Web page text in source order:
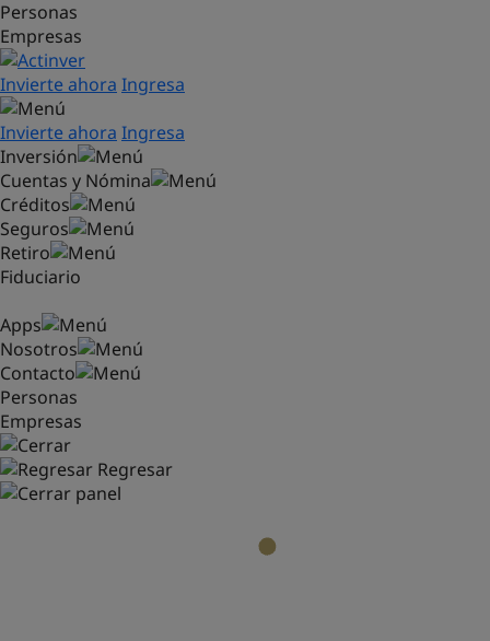
Saltar al contenido principal
Personas
Empresas
Invierte ahora Ingresa
Invierte ahora Ingresa
Inversión
Cuentas y Nómina
Créditos
Seguros
Retiro
Fiduciario
Apps
Nosotros
Contacto
Personas
Empresas
Regresar